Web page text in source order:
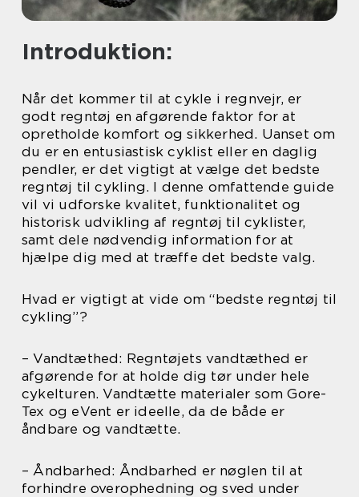
Introduktion:
Når det kommer til at cykle i regnvejr, er
godt regntøj en afgørende faktor for at
opretholde komfort og sikkerhed. Uanset om
du er en entusiastisk cyklist eller en daglig
pendler, er det vigtigt at vælge det bedste
regntøj til cykling. I denne omfattende guide
vil vi udforske kvalitet, funktionalitet og
historisk udvikling af regntøj til cyklister,
samt dele nødvendig information for at
hjælpe dig med at træffe det bedste valg.
Hvad er vigtigt at vide om “bedste regntøj til
cykling”?
– Vandtæthed: Regntøjets vandtæthed er
afgørende for at holde dig tør under hele
cykelturen. Vandtætte materialer som Gore-
Tex og eVent er ideelle, da de både er
åndbare og vandtætte.
– Åndbarhed: Åndbarhed er nøglen til at
forhindre overophedning og sved under